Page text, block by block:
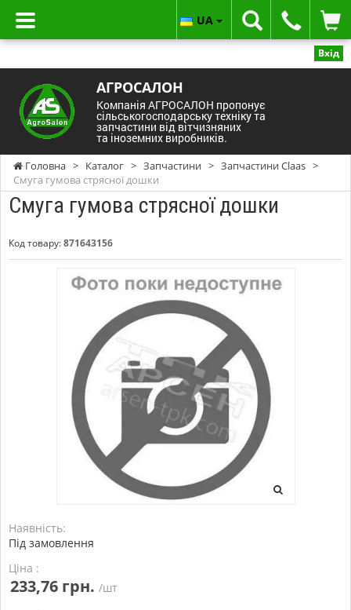
Вхід
АГРОСАЛОН
Компанія АГРОСАЛОН пропонує
сільськогосподарську техніку та
запчастини від вітчизняних
та іноземних виробників.
UA
Головна > Каталог > Запчастини > Запчастини Claas >
Смуга гумова стрясної дошки
Смуга гумова стрясної дошки
Код товару:871643156
Наявність:
Під замовлення
Ціна :
233,76 грн. /шт